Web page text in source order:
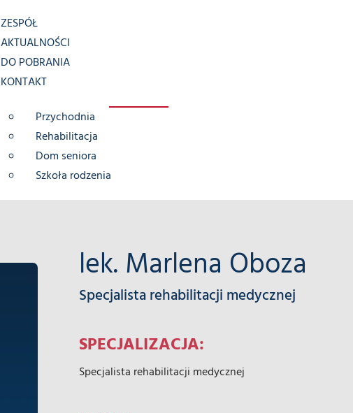
ZESPÓŁ
AKTUALNOŚCI
DO POBRANIA
KONTAKT
Przychodnia
Rehabilitacja
Dom seniora
Szkoła rodzenia
lek. Marlena Oboza
Specjalista rehabilitacji medycznej
SPECJALIZACJA:
Specjalista rehabilitacji medycznej